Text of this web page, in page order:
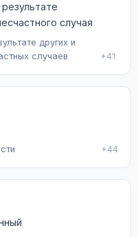
случая
других и
случаев
+41
+44